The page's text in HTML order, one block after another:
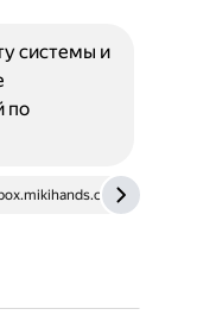
системы и
по